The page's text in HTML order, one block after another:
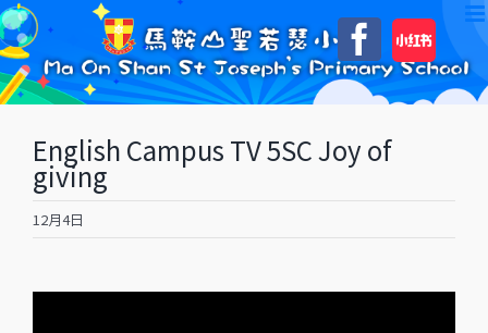
Skip
to
content
自
訂
English Campus TV 5SC Joy of
giving
12月4日